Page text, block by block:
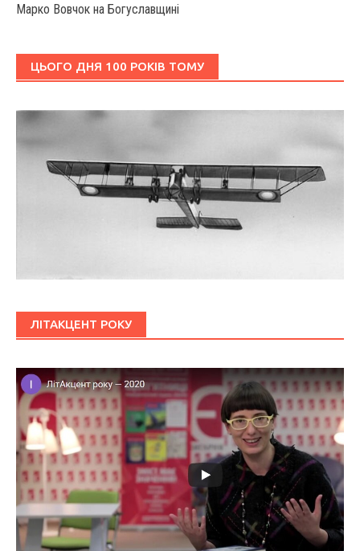
Марко Вовчок на Богуславщині
ЦЬОГО ДНЯ 100 РОКІВ ТОМУ
ЛІТАКЦЕНТ РОКУ